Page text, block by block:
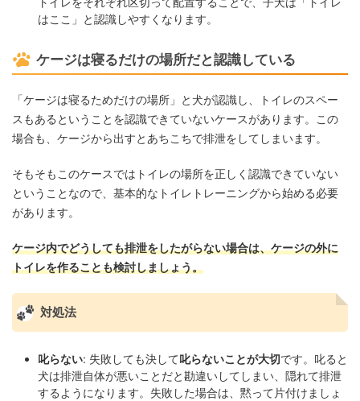
はここ」と認識しやすくなります。
ケージは寝るだけの場所だと認識している
「ケージは寝るためだけの場所」と犬が認識し、トイレのスペー
スもあるということを認識できていないケースがあります。この
場合も、ケージから出すとあちこちで排泄をしてしまいます。
そもそもこのケースではトイレの場所を正しく認識できていない
ということなので、基本的なトイレトレーニングから始める必要
があります。
ケージ内でどうしても排泄をしたがらない場合は、ケージの外に
トイレを作ることも検討しましょう。
対処法
叱らない: 失敗しても決して叱らないことが大切です。叱ると
犬は排泄自体が悪いことだと勘違いしてしまい、隠れて排泄
するようになります。失敗した場合は、黙って片付けましょ